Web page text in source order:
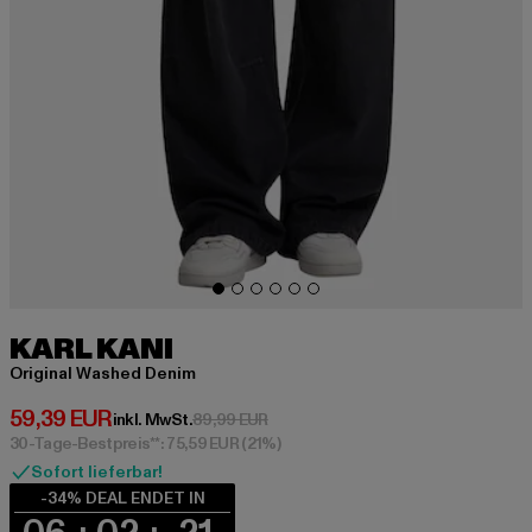
KARL KANI
Original Washed Denim
59,39 EUR
Derzeitiger Preis: 59,39 EUR
inkl. MwSt.89,99 EURAktionspreis: 89,99 EUR
30-Tage-Bestpreis**: 75,59 EUR(21%)
Sofort lieferbar!
-34% DEAL ENDET IN